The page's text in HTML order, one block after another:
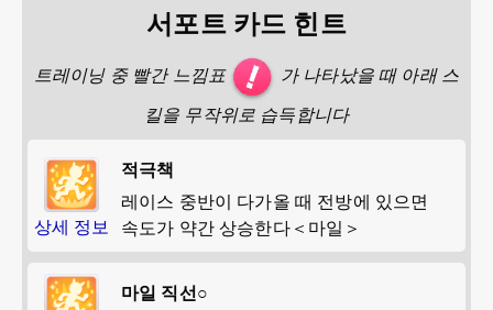
서포트 카드 힌트
트레이닝 중 빨간 느낌표
가 나타났을 때 아래 스
킬을 무작위로 습득합니다
상세 정보
적극책
레이스 중반이 다가올 때 전방에 있으면
속도가 약간 상승한다＜마일＞
마일 직선○